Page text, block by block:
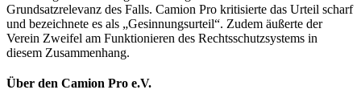
Grundsatzrelevanz des Falls. Camion Pro kritisierte das Urteil scharf
und bezeichnete es als „Gesinnungsurteil“. Zudem äußerte der
Verein Zweifel am Funktionieren des Rechtsschutzsystems in
diesem Zusammenhang.
Über den Camion Pro e.V.